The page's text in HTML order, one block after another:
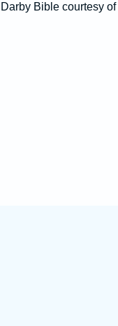
Darby Bible courtesy of